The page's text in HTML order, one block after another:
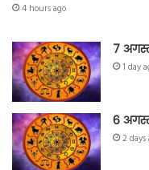
4 hours ago
7
1 day
6
2 days